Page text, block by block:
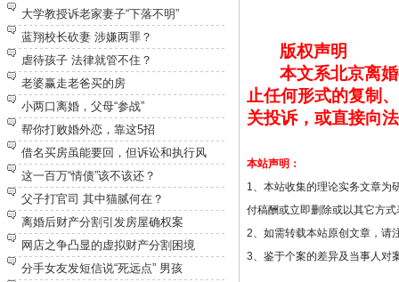
大学教授诉老家妻子“下落不明”
蓝翔校长砍妻 涉嫌两罪？
虐待孩子 法律就管不住？
老婆赢走老爸买的房
小两口离婚，父母“参战”
帮你打败婚外恋，靠这5招
借名买房虽能要回，但诉讼和执行风
这一百万“情债”该不该还？
父子打官司 其中猫腻何在？
离婚后财产分割引发房屋确权案
网店之争凸显的虚拟财产分割困境
分手女友发短信说“死远点” 男孩
版权声明
本文系北京离
止任何形式的复制
关投诉，或直接向
本站声明：
1、本站收集的理论实务文章为
付稿酬或立即删除或以其它方式
2、如需转载本站原创文章，请
3、鉴于个案的差异及当事人对